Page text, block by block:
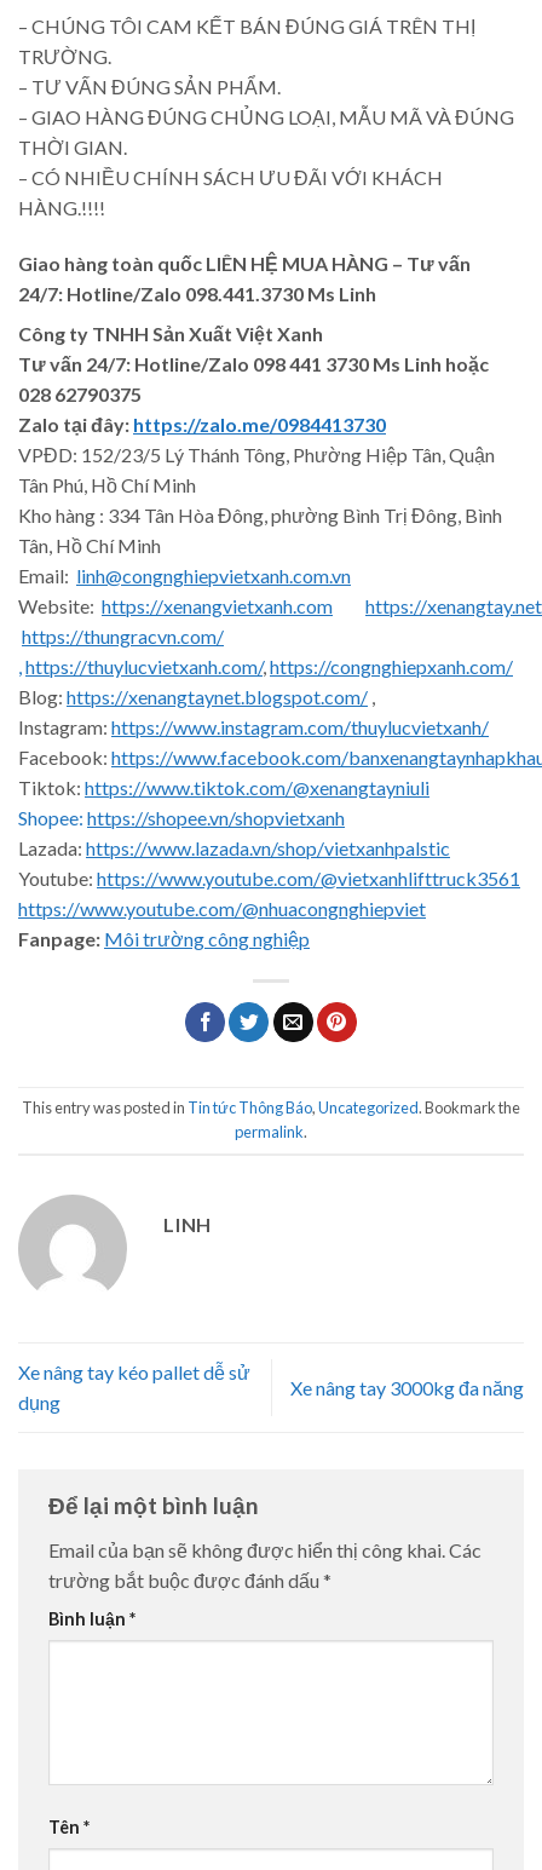
– CHÚNG TÔI CAM KẾT BÁN ĐÚNG GIÁ TRÊN THỊ
TRƯỜNG.
– TƯ VẤN ĐÚNG SẢN PHẨM.
– GIAO HÀNG ĐÚNG CHỦNG LOẠI, MẪU MÃ VÀ ĐÚNG
THỜI GIAN.
– CÓ NHIỀU CHÍNH SÁCH ƯU ĐÃI VỚI KHÁCH
HÀNG.!!!!
Giao hàng toàn quốc LIÊN HỆ MUA HÀNG – Tư vấn
24/7: Hotline/Zalo 098.441.3730 Ms Linh
Công ty TNHH Sản Xuất Việt Xanh
Tư vấn 24/7: Hotline/Zalo 098 441 3730 Ms Linh hoặc
028 62790375
Zalo tại đây: https://zalo.me/0984413730
VPĐD: 152/23/5 Lý Thánh Tông, Phường Hiệp Tân, Quận
Tân Phú, Hồ Chí Minh
Kho hàng : 334 Tân Hòa Đông, phường Bình Trị Đông, Bình
Tân, Hồ Chí Minh
Email: linh@congnghiepvietxanh.com.vn
Website: https://xenangvietxanh.com
https://xenangtay.net
https://thungracvn.com/
,https://thuylucvietxanh.com/,https://congnghiepxanh.com/
Blog: https://xenangtaynet.blogspot.com/ ,
Instagram: https://www.instagram.com/thuylucvietxanh/
Facebook: https://www.facebook.com/
Tiktok: https://www.tiktok.com/@xenangtayniuli
Shopee: https://shopee.vn/shopvietxanh
Lazada: https://www.lazada.vn/shop/vietxanhpalstic
Youtube: https://www.youtube.com/@vietxanhlifttruck3561
https://www.youtube.com/@nhuacongnghiepviet
Fanpage: Môi trường công nghiệp
This entry was posted in Tin tức Thông Báo,Uncategorized. Bookmark the
permalink.
LINH
Xe nâng tay kéo pallet dễ sử
dụng
Xe nâng tay 3000kg đa năng
Để lại một bình luận
Email của bạn sẽ không được hiển thị công khai.Các
trường bắt buộc được đánh dấu *
Bình luận *
Tên *